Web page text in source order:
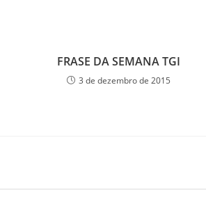
FRASE DA SEMANA TGI
3 de dezembro de 2015